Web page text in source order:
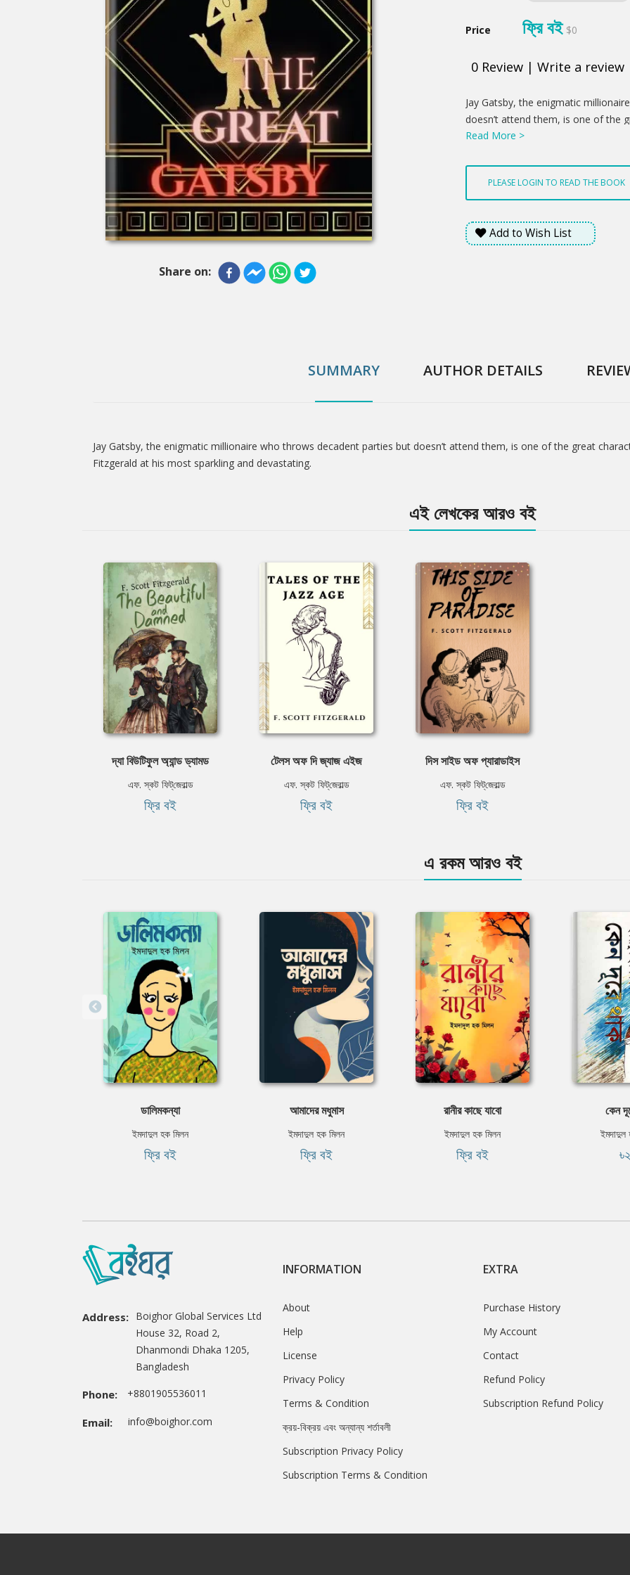
Share on:
Price ফ্রি বই $0
0 Review | Write a review
Product
Summery
Jay Gatsby, the enigmatic
doesn’t attend them, is one of the
literature. This is F. Scott Fitzgerald
Read More >
PLEASE LOGIN TO READ THE BOOK
Add to Wish List
SUMMARY AUTHOR DETAILS
Tab
Jay Gatsby, the enigmatic millionaire who throws decadent parties but doesn’t attend them, is one of the great
Fitzgerald at his most sparkling and devastating.
এই লেখকের আরও বই
দ্যা বিউটিফুল অ্যান্ড ড্যামড
এফ. স্কট ফিট্‌জেরাল্ড
ফ্রি বই
টেলস অফ দি জ্যাজ এইজ
এফ. স্কট ফিট্‌জেরাল্ড
ফ্রি বই
দিস সাইড অফ প্যারাডাইস
এফ. স্কট ফিট্‌জেরাল্ড
ফ্রি বই
এ রকম আরও বই
ডালিমকন্যা
ইমদাদুল হক মিলন
ফ্রি বই
আমাদের মধুমাস
ইমদাদুল হক মিলন
ফ্রি বই
রানীর কাছে যাবো
ইমদাদুল হক মিলন
ফ্রি বই
কেন
ইমদাদুল
Address: Boighor Global Services Ltd
House 32, Road 2,
Dhanmondi Dhaka 1205,
Bangladesh
Phone: +8801905536011
Email: info@boighor.com
INFORMATION
About
Help
License
Privacy Policy
Terms & Condition
ক্রয়-বিক্রয় এবং অন্যান্য শর্তাবলী
Subscription Privacy Policy
Subscription Terms & Condition
EXTRA
Purchase History
My Account
Contact
Refund Policy
Subscription Refund Policy